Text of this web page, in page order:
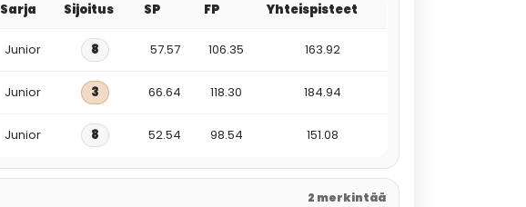
Sarja Sijoitus SP FP Yhteispisteet
Junior 8 57.57 106.35 163.92
Junior 3 66.64 118.30 184.94
Junior 8 52.54 98.54 151.08
2 merkintää